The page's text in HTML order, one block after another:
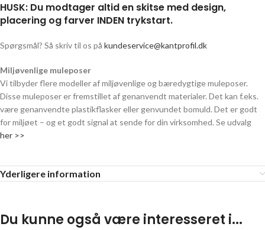
HUSK: Du modtager altid en skitse med design,
placering og farver INDEN trykstart.
Spørgsmål? Så skriv til os på kundeservice@kantprofil.dk
Miljøvenlige muleposer
Vi tilbyder flere modeller af miljøvenlige og bæredygtige muleposer.
Disse muleposer er fremstillet af genanvendt materialer. Det kan f.eks.
være genanvendte plastikflasker eller genvundet bomuld. Det er godt
for miljøet – og et godt signal at sende for din virksomhed. Se udvalg
her >>
Yderligere information
Du kunne også være interesseret i...